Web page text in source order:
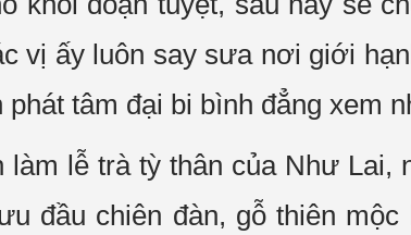
vị ấy luôn say sưa nơi giới
tâm đại bi bình đẳng xem
làm lễ trà tỳ thân của Như
đầu chiên đàn, gỗ thiên